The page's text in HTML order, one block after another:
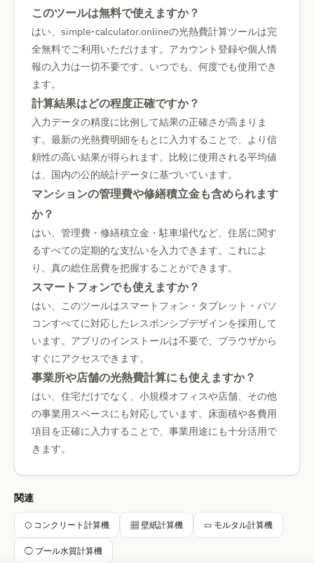
このツールは無料で使えますか？
はい、simple-calculator.onlineの光熱費計算ツールは完
全無料でご利用いただけます。アカウント登録や個人情
報の入力は一切不要です。いつでも、何度でも使用でき
ます。
計算結果はどの程度正確ですか？
入力データの精度に比例して結果の正確さが高まりま
す。最新の光熱費明細をもとに入力することで、より信
頼性の高い結果が得られます。比較に使用される平均値
は、国内の公的統計データに基づいています。
マンションの管理費や修繕積立金も含められます
か？
はい、管理費・修繕積立金・駐車場代など、住居に関す
るすべての定期的な支払いを入力できます。これによ
り、真の総住居費を把握することができます。
スマートフォンでも使えますか？
はい、このツールはスマートフォン・タブレット・パソ
コンすべてに対応したレスポンシブデザインを採用して
います。アプリのインストールは不要で、ブラウザから
すぐにアクセスできます。
事業所や店舗の光熱費計算にも使えますか？
はい、住宅だけでなく、小規模オフィスや店舗、その他
の事業用スペースにも対応しています。床面積や各費用
項目を正確に入力することで、事業用途にも十分活用で
きます。
関連
⬡ コンクリート計算機 ▦ 壁紙計算機 ▭ モルタル計算機
◯ プール水質計算機